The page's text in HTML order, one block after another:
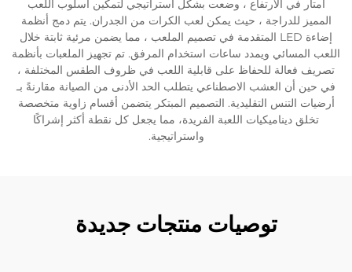
أمتار في الارتفاع ، وضعت بشكل استراتيجي لتمكين أسلوب اللعب
المميز للدراجة ، حيث يمكن لعب الكرات من الجدران. يتم دمج أنظمة
إضاءة LED المتقدمة في تصميم الملعب ، مما يضمن مرئية ثابتة خلال
اللعب المسائي ويمدد ساعات استخدام المرفق. تم تجهيز الملعبات بأنظمة
تصريف فعالة للحفاظ على قابلية اللعب في ظروف الطقس المختلفة ،
في حين أن العشب الاصطناعي يتطلب الحد الأدنى من الصيانة مقارنةً بـ
أرضيات التنس التقليدية. التصميم المبتكر يتضمن أقسام زاوية متخصصة
تخلق ديناميكيات اللعبة الفريدة، مما يجعل كل نقطة أكثر إشراكًا
واستراتيجية.
توصيات منتجات جديدة